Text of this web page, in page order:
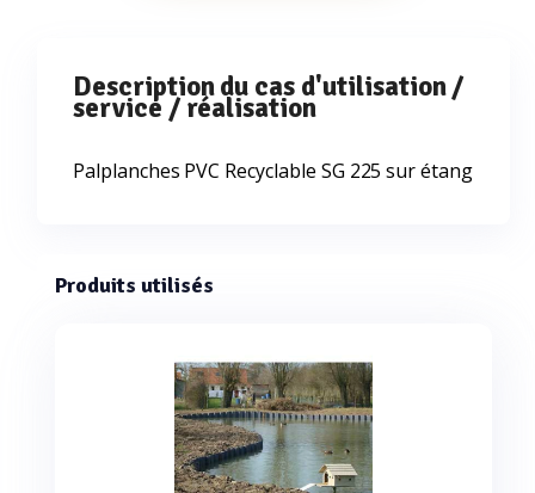
Description du cas d'utilisation /
service / réalisation
Palplanches PVC Recyclable SG 225 sur étang
Produits utilisés